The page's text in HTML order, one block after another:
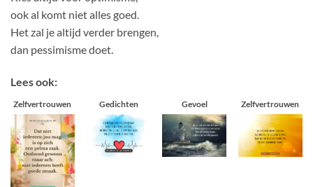
ook al komt niet alles goed.
Het zal je altijd verder brengen,
dan pessimisme doet.
Lees ook:
Zelfvertrouwen Gedichten Gevoel Zelfvertrouwen